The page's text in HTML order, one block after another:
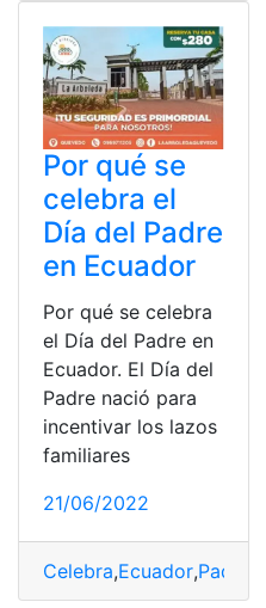
Por qué se
celebra el
Día del Padre
en Ecuador
Por qué se celebra
el Día del Padre en
Ecuador. El Día del
Padre nació para
incentivar los lazos
familiares
21/06/2022
Celebra,Ecuador,Padre